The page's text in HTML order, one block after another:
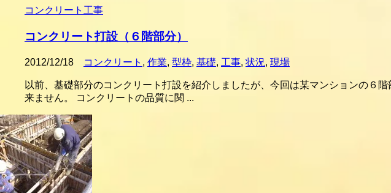
コンクリート工事
コンクリート打設（６階部分）
2012/12/18 コンクリート , 作業, 型枠, 基礎, 工事, 状況, 現場
以前、基礎部分のコンクリート打設を紹介しましたが、今回は某マンションの６
来ません。 コンクリートの品質に関 ...